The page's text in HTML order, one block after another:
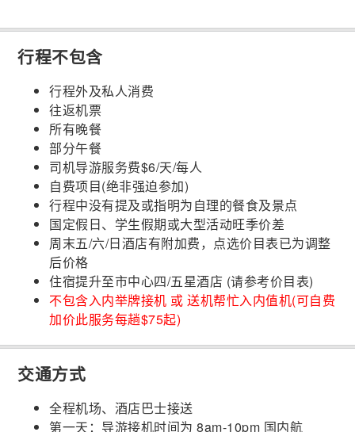
行程不包含
行程外及私人消费
往返机票
所有晚餐
部分午餐
司机导游服务费$6/天/每人
自费项目(绝非强迫参加)
行程中没有提及或指明为自理的餐食及景点
国定假日、学生假期或大型活动旺季价差
周末五/六/日酒店有附加费，点选价目表已为调整
后价格
住宿提升至市中心四/五星酒店 (请参考价目表)
不包含入内举牌接机 或 送机帮忙入内值机(可自费
加价此服务每趟$75起)
交通方式
全程机场、酒店巴士接送
第一天：导游接机时间为 8am-10pm 国内航